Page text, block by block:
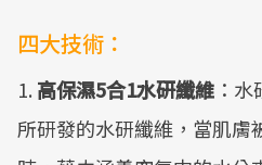
四大技術：
1. 高保濕5合1水研纖維 ：
所研發的水研纖維，當肌膚